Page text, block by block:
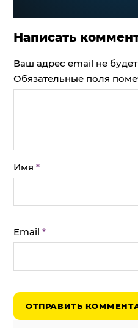
Написать
Ваш адрес email не
Обязательные поля
Имя*
Email*